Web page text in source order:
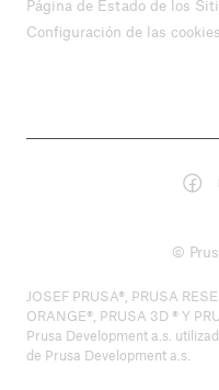
Página de Estado de los
Configuración de las cookies
©
JOSEF PRUSA®, PRUSA
ORANGE®, PRUSA 3D ® Y
Prusa Development a.s.
de Prusa Development a.s.